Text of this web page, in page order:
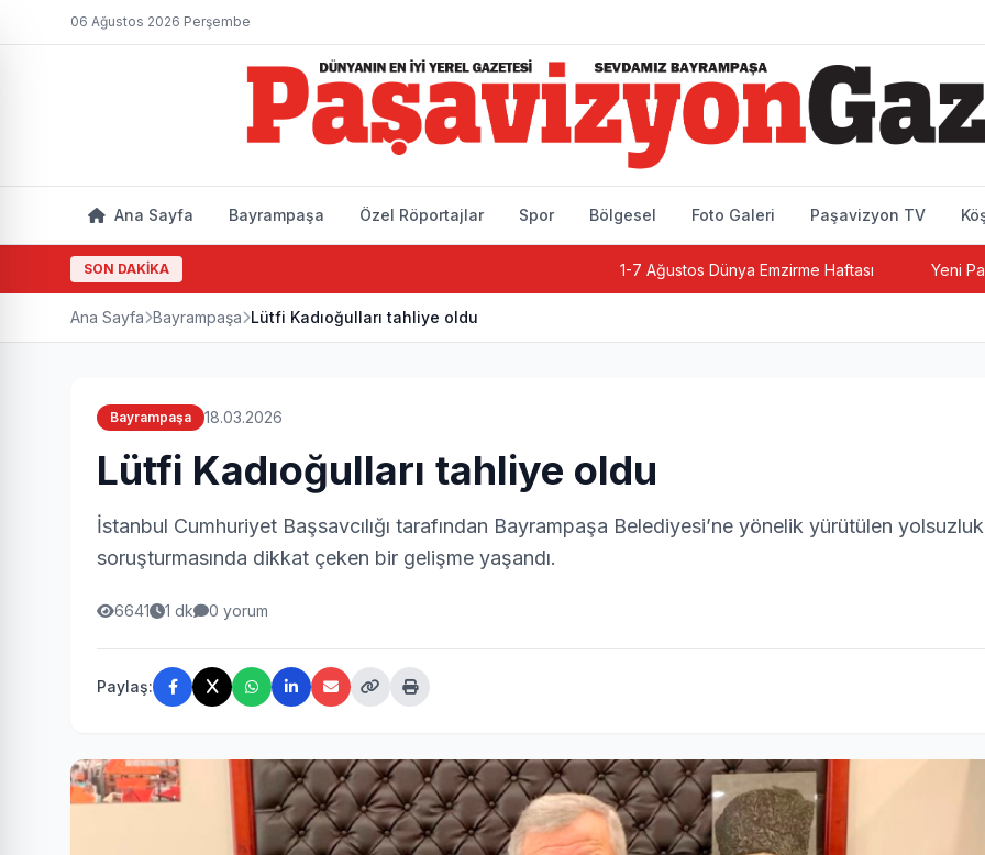
06 Ağustos 2026 Perşembe
Ana Sayfa Bayrampaşa Özel Röportajlar Spor Bölgesel Foto Galeri Paşavizyon TV
SON DAKİKA 1-7 Ağustos Dünya Emzirme Haftası Yeni Parti
Ana Sayfa Bayrampaşa Lütfi Kadıoğulları tahliye oldu
Bayrampaşa 18.03.2026
Lütfi Kadıoğulları tahliye oldu
İstanbul Cumhuriyet Başsavcılığı tarafından Bayrampaşa Belediyesi’ne yönelik yürütülen yolsuzluk
soruşturmasında dikkat çeken bir gelişme yaşandı.
6641 1 dk 0 yorum
Paylaş: